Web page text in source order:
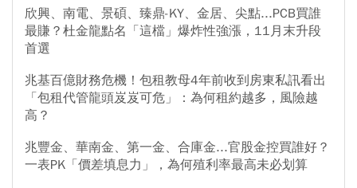
欣興、南電、景碩、臻鼎-KY、金居、尖點...PCB買誰
最賺？杜金龍點名「這檔」爆炸性強漲，11月末升段
首選
兆基百億財務危機！包租教母4年前收到房東私訊看出
「包租代管龍頭岌岌可危」：為何租約越多，風險越
高？
兆豐金、華南金、第一金、合庫金...官股金控買誰好？
一表PK「價差填息力」，為何殖利率最高未必划算